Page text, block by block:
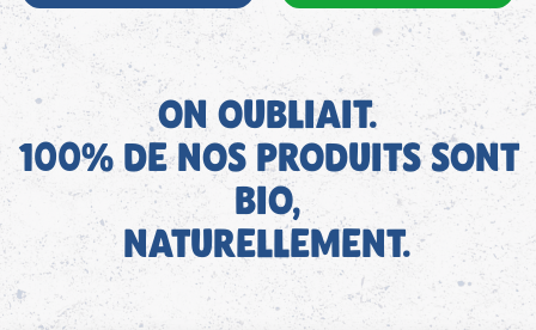
ON OUBLIAIT.
100% DE NOS PRODUITS SONT
BIO,
NATURELLEMENT.